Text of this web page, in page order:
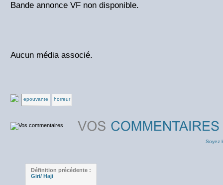
Bande annonce VF non disponible.
Aucun média associé.
epouvante horreur
Soyez
Définition précédente :
Giri/ Haji